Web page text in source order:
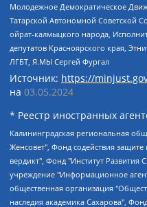
Молодежное Демократическое
Татарской Автономной Советской
ойрат-калмыцкого народа,
депутатов Красноярского края,
ЛГБТ, Я.МЫ Сергей Фургал
Источник: https://
на 03.05.2024
* Реестр иностранных
Калининградская региональная общественная организация "Экозащита!-Женсовет", Фонд содействия защите прав и свобод граждан "Общественный вердикт", Фонд "Институт Развития Свободы Информации", Частное учреждение "Информационное агентство МЕМО. РУ", Региональная общественная организация "Общественная комиссия по сохранению наследия академика Сахарова", Фонд поддержки свободы прессы, Санкт-Петербургская общественная правозащитная организация "Гражданский контроль", Межрегиональная общественная организация "Информационно-просветительский центр "Мемориал", Региональный Фонд "Центр Защиты Прав Средств Массовой Информации", с 05.12.2023 Фонд "Центр Защиты Прав Средств массовой информации", Региональная общественная благотворительная организация помощи беженцам и мигрантам "Гражданское содействие", Негосударственное образовательное учреждение дополнительного профессионального образования (повышение квалификации) специалистов "АКАДЕМИЯ ПО ПРАВАМ ЧЕЛОВЕКА", Свердловская региональная общественная организация "Сутяжник", Автономная некоммерческая организация "Центр независимых социологических исследований", Союз общественных объединений "Российский исследовательский центр по правам человека", Региональное общественное учреждение научно-информационный центр "МЕМОРИАЛ", Некоммерческая организация "Фонд защиты гласности", Автономная некоммерческая организация "Институт прав человека", Городская общественная организация "Екатеринбургское общество "МЕМОРИАЛ", Городская общественная организация "Рязанское историко-просветительское и правозащитное общество "Мемориал" (Рязанский Мемориал), Челябинский региональный орган общественной самодеятельности – женское общественное объединение "Женщины Евразии", Челябинский региональный орган общественной самодеятельности "Уральская правозащитная группа", Фонд содействия защите здоровья и социальной справедливости имени Андрея Рылькова, Автономная Некоммерческая Организация "Аналитический Центр Юрия Левады", Автономная некоммерческая организация социальной поддержки населения "Проект Апрель", Региональная общественная организация помощи женщинам и детям, находящимся в кризисной ситуации "Информационно-методический центр "Анна", Фонд содействия развитию массовых коммуникаций и правовому просвещению "Так-так-Так", Фонд содействия устойчивому развитию "Серебряная тайга", Свердловский региональный общественный фонд социальных проектов "Новое время", "Idel.Реалии", Кавказ.Реалии, Крым.Реалии, Телеканал Настоящее Время, Татаро-башкирская служба Радио Свобода (Azatliq Radiosi), Радио Свободная Европа/Радио Свобода (PCE/PC), "Сибирь.Реалии", "Фактограф", Благотворительный фонд помощи осужденным и их семьям, Автономная некоммерческая организация "Институт глобализации и социальных движений", Фонд "В защиту прав заключенных", Частное учреждение "Центр поддержки и содействия развитию средств массовой информации", Пензенский региональный общественный благотворительный фонд "Гражданский союз", "Север.Реалии", Некоммерческая организация Фонд "Правовая инициатива", Общество с ограниченной ответственностью "Радио Свободная Европа/Радио Свобода", Чешское информационное агентство "MEDIUM-ORIENT", Красноярская региональная общественная организация "Мы против СПИДа", Камалягин Денис Николаевич, Маркелов Сергей Евгеньевич, Пономарев Лев Александрович, Савицкая Людмила Алексеевна, Автономная некоммерческая организация "Центр по работе с проблемой насилия "НАСИЛИЮ.НЕТ", Межрегиональный профессиональный союз работников здравоохранения "Альянс врачей", Юридическое лицо, зарегистрированное в Латвийской Республике, SIA "Medusa Project" (регистрационный номер 40103797863, дата регистрации 10.06.2014), Некоммерческая организация "Фонд по борьбе с коррупцией", Автономная некоммерческая организация "Институт права и публичной политики", Баданин Роман Сергеевич, Гликин Максим Александрович, Железнова Мария Михайловна, Лукьянова Юлия Сергеевна, Маетная Елизавета Витальевна, Маняхин Петр Борисович, Чуракова Ольга Владимировна, Ярош Юлия Петровна, Юридическое лицо "The Insider SIA", зарегистрированное в Риге, Латвийская Республика (дата регистрации 26.06.2015), являющееся администратором доменного имени интернет-издания "The Insider SIA", https://theins.ru, Постернак Алексей Евгеньевич, Рубин Михаил Аркадьевич, Анин Роман Александрович, Юридическое лицо Istories fonds, зарегистрированное в Латвийской Республике (регистрационный номер 50008295751, дата регистрации 24.02.2020), Великовский Дмитрий Александрович, Долинина Ирина Николаевна, Мароховская Алеся Алексеевна, Шлейнов Роман Юрьевич, Шмагун Олеся Валентиновна, Общество с ограниченной ответственностью "Альтаир 2021", Общество с ограниченной ответственностью "Вега 2021", Общество с ограниченной ответственностью "Главный редактор 2021", Общество с ограниченной ответственностью "Ромашки